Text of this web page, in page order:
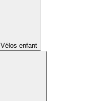
Vélos enfant